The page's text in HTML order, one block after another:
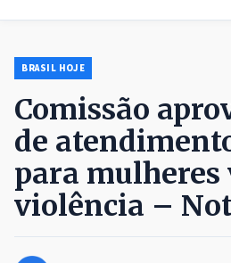
BRASIL HOJE
Comissão
de
para
violência –